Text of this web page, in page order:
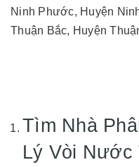
Ninh Phước, Huyện
Thuận Bắc, Huyện
Tìm Nhà
Lý Vòi